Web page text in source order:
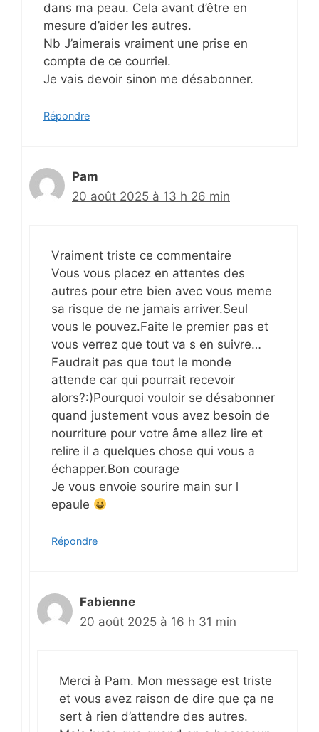
dans ma peau. Cela avant d’être en
mesure d’aider les autres.
Nb J’aimerais vraiment une prise en
compte de ce courriel.
Je vais devoir sinon me désabonner.
Répondre
Pam
20 août 2025 à 13 h 26 min
Vraiment triste ce commentaire
Vous vous placez en attentes des
autres pour etre bien avec vous meme
sa risque de ne jamais arriver.Seul
vous le pouvez.Faite le premier pas et
vous verrez que tout va s en suivre…
Faudrait pas que tout le monde
attende car qui pourrait recevoir
alors?:)Pourquoi vouloir se désabonner
quand justement vous avez besoin de
nourriture pour votre âme allez lire et
relire il a quelques chose qui vous a
échapper.Bon courage
Je vous envoie sourire main sur l
epaule
Répondre
Fabienne
20 août 2025 à 16 h 31 min
Merci à Pam. Mon message est triste
et vous avez raison de dire que ça ne
sert à rien d’attendre des autres.